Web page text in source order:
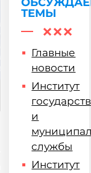
ТЕМЫ
Главные
новости
Институт
и
службы
Институт